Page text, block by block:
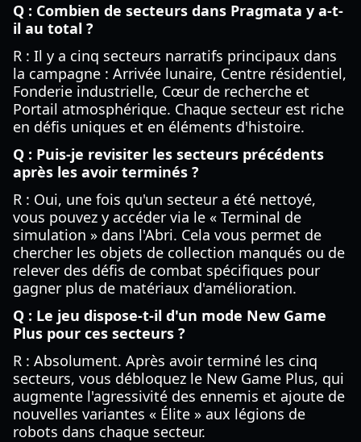
Q : Combien de secteurs dans Pragmata y a-t-
il au total ?
R : Il y a cinq secteurs narratifs principaux dans
la campagne : Arrivée lunaire, Centre résidentiel,
Fonderie industrielle, Cœur de recherche et
Portail atmosphérique. Chaque secteur est riche
en défis uniques et en éléments d'histoire.
Q : Puis-je revisiter les secteurs précédents
après les avoir terminés ?
R : Oui, une fois qu'un secteur a été nettoyé,
vous pouvez y accéder via le « Terminal de
simulation » dans l'Abri. Cela vous permet de
chercher les objets de collection manqués ou de
relever des défis de combat spécifiques pour
gagner plus de matériaux d'amélioration.
Q : Le jeu dispose-t-il d'un mode New Game
Plus pour ces secteurs ?
R : Absolument. Après avoir terminé les cinq
secteurs, vous débloquez le New Game Plus, qui
augmente l'agressivité des ennemis et ajoute de
nouvelles variantes « Élite » aux légions de
robots dans chaque secteur.